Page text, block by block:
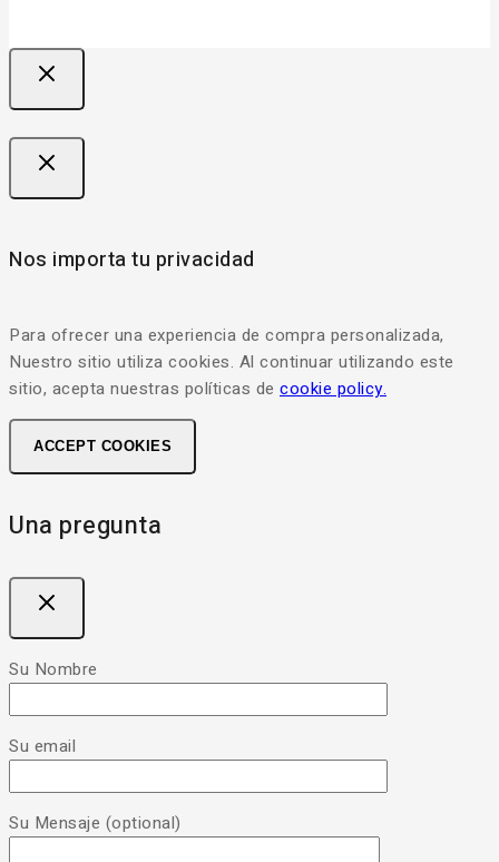
Nos importa tu privacidad
Para ofrecer una experiencia de compra personalizada,
Nuestro sitio utiliza cookies. Al continuar utilizando este
sitio, acepta nuestras políticas de cookie policy.
ACCEPT COOKIES
Una pregunta
Su Nombre
Su email
Su Mensaje (optional)